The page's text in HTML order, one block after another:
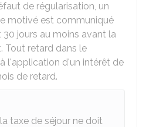
de régularisation, un
motivé est communiqué
jours au moins avant la
Tout retard dans le
l'application d'un intérêt de
de retard.
taxe de séjour ne doit